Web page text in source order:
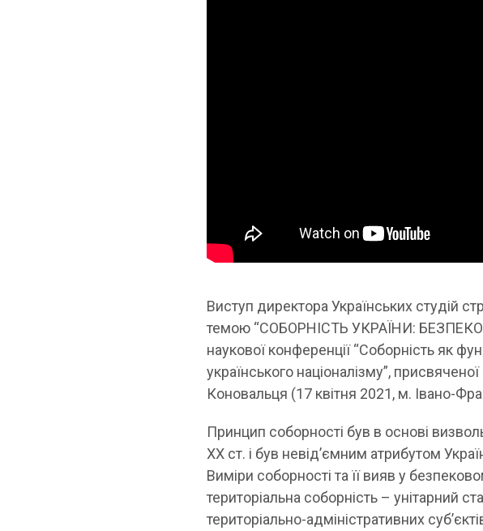
Виступ директора Українських студій
темою “СОБОРНІСТЬ УКРАЇНИ:
наукової конференції “Соборність як
українського націоналізму”,
Коновальця (17 квітня 2021, м. Івано-
Принцип соборності був в основі
ХХ ст. і був невід’ємним атрибутом
Виміри соборності та її вияв у
територіальна соборність – унітарний
територіально-адміністративних